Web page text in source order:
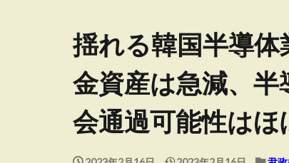
揺れる韓国半導
金資産は急減、半
会通過可能性はほ